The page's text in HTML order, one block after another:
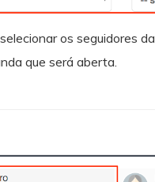
os seguidores
que será aberta.